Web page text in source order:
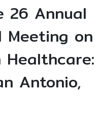
26 Annual
on
Healthcare:
Antonio,